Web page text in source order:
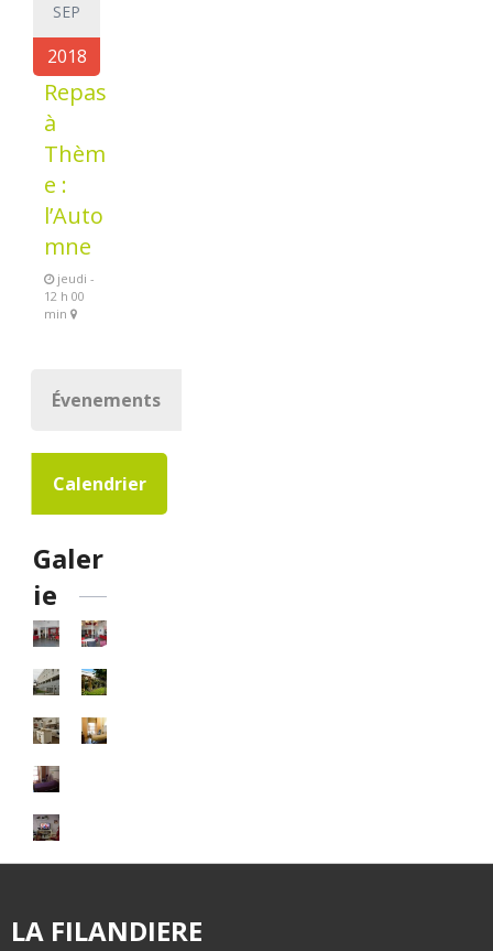
SEP
2018
Repas
à
Thèm
e :
l’Auto
mne
jeudi -
12 h 00
min
Évenements
Calendrier
Galer
ie
LA FILANDIERE